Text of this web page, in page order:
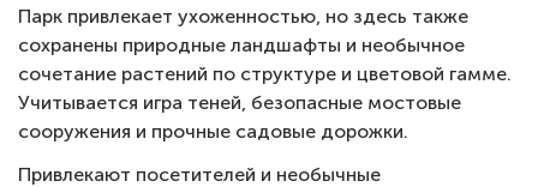
Парк привлекает ухоженностью, но здесь также
сохранены природные ландшафты и необычное
сочетание растений по структуре и цветовой гамме.
Учитывается игра теней, безопасные мостовые
сооружения и прочные садовые дорожки.
Привлекают посетителей и необычные